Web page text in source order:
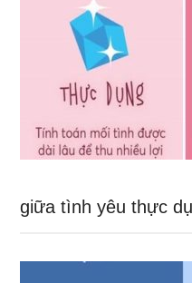
giữa tình yêu thực